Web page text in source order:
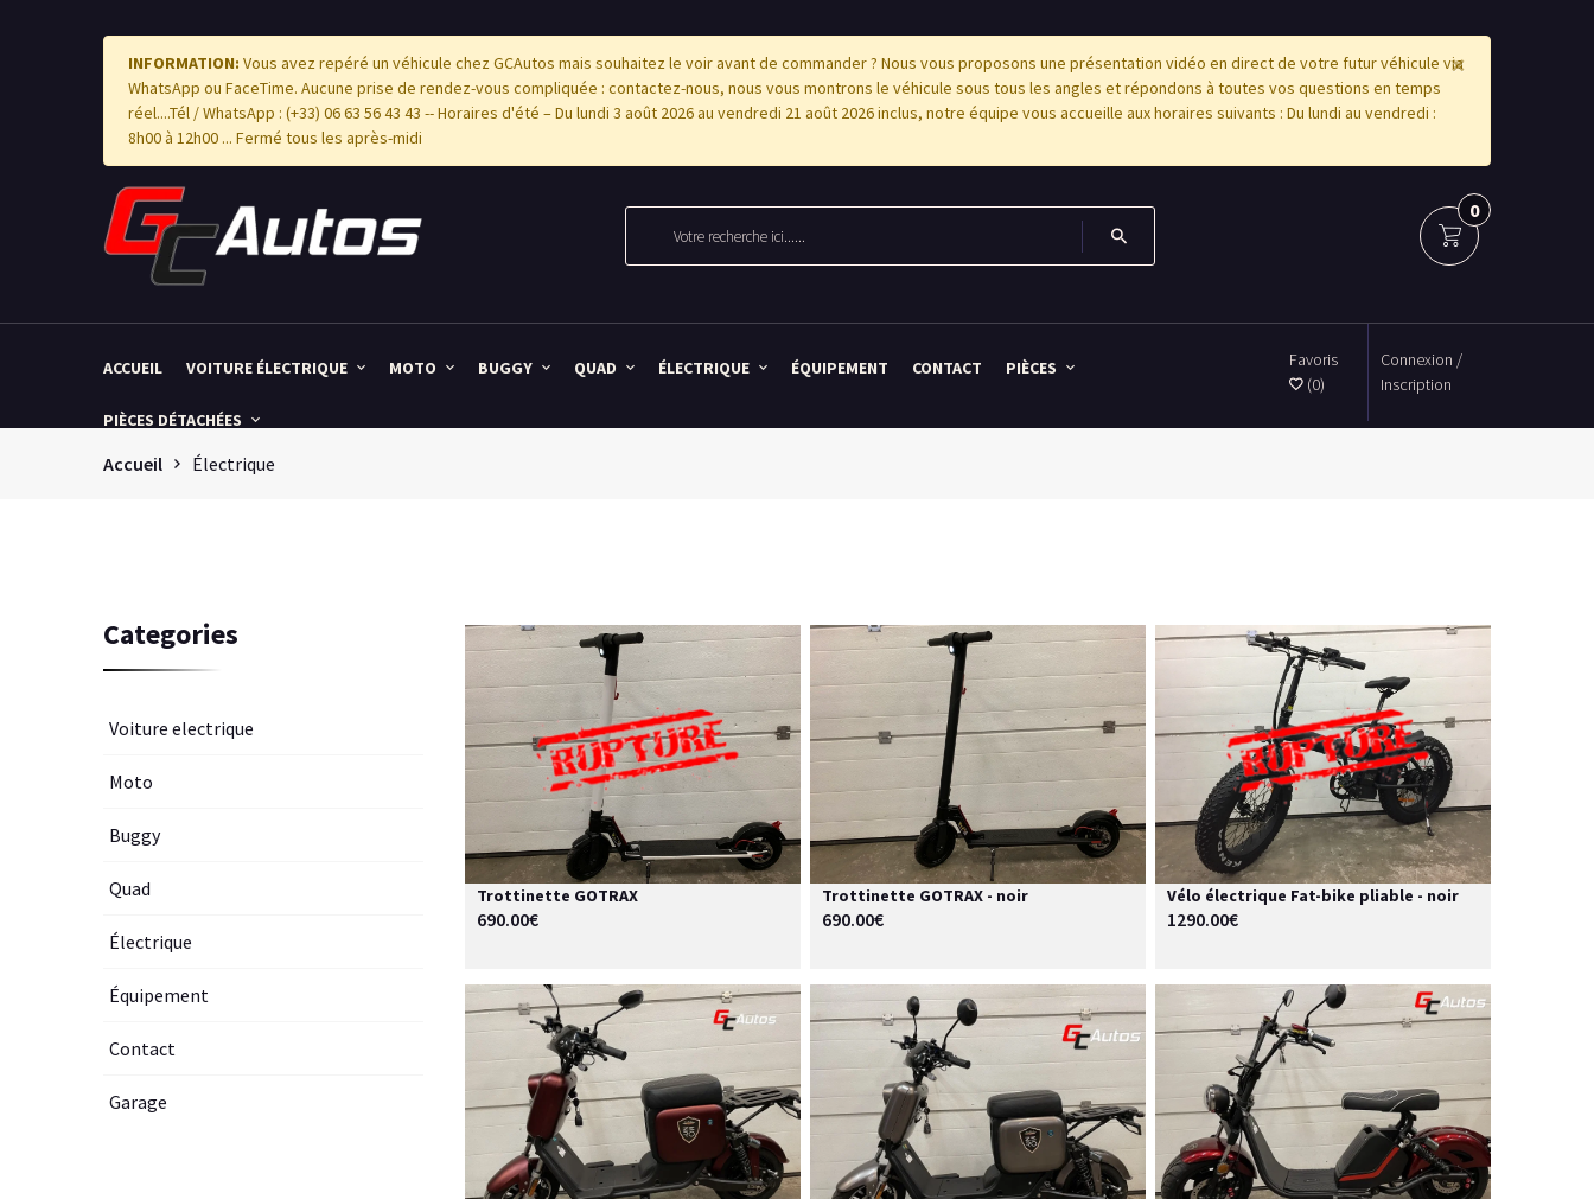
INFORMATION: Vous avez repéré un véhicule chez GCAutos mais souhaitez le voir avant de commander ? Nous vous proposons une présentation vidéo en direct de votre futur véhicule via
WhatsApp ou FaceTime. Aucune prise de rendez-vous compliquée : contactez-nous, nous vous montrons le véhicule sous tous les angles et répondons à toutes vos questions en temps
réel....Tél / WhatsApp : (+33) 06 63 56 43 43 -- Horaires d'été – Du lundi 3 août 2026 au vendredi 21 août 2026 inclus, notre équipe vous accueille aux horaires suivants : Du lundi au vendredi :
8h00 à 12h00 ... Fermé tous les après-midi
×
0
ACCUEIL VOITURE ÉLECTRIQUE MOTO BUGGY QUAD ÉLECTRIQUE ÉQUIPEMENT CONTACT PIÈCES
PIÈCES DÉTACHÉES
Favoris
(0)
Connexion /
Inscription
Accueil Électrique
Categories
Voiture electrique
Moto
Buggy
Quad
Électrique
Équipement
Contact
Garage
Trottinette GOTRAX
690.00€
Trottinette GOTRAX - noir
690.00€
Vélo électrique Fat-bike pliable - noir
1290.00€